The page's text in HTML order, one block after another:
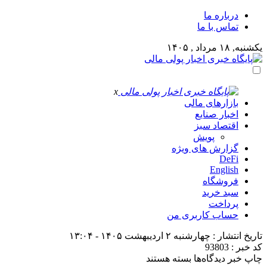
درباره ما
تماس با ما
یکشنبه, ۱۸ مرداد , ۱۴۰۵
x
بازارهای مالی
اخبار صنایع
اقتصاد سبز
پویش
گزارش های ویژه
DeFi
English
فروشگاه
سبد خرید
پرداخت
حساب کاربری من
تاریخ انتشار : چهارشنبه ۲ اردیبهشت ۱۴۰۵ - ۱۳:۰۴
کد خبر : 93803
چاپ خبر دیدگاه‌ها برای
بسته هستند